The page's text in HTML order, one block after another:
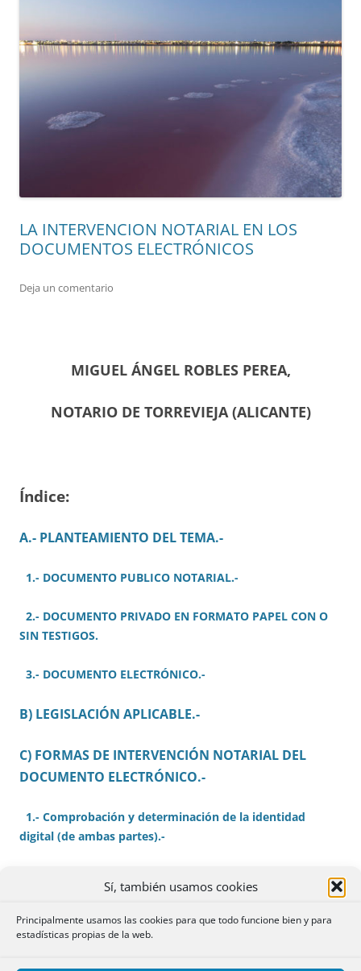
Sí, también usamos cookies
Principalmente usamos las cookies para que todo funcione bien y para
estadísticas propias de la web.
LA INTERVENCION NOTARIAL EN LOS
DOCUMENTOS ELECTRÓNICOS
Deja un comentario
MIGUEL ÁNGEL ROBLES PEREA,
NOTARIO DE TORREVIEJA (ALICANTE)
Índice:
A.- PLANTEAMIENTO DEL TEMA.-
1.- DOCUMENTO PUBLICO NOTARIAL.-
2.- DOCUMENTO PRIVADO EN FORMATO PAPEL CON O
SIN TESTIGOS.
3.- DOCUMENTO ELECTRÓNICO.-
B) LEGISLACIÓN APLICABLE.-
C) FORMAS DE INTERVENCIÓN NOTARIAL DEL
DOCUMENTO ELECTRÓNICO.-
1.- Comprobación y determinación de la identidad
digital (de ambas partes).-
3.- Conservación del documento electrónico.-